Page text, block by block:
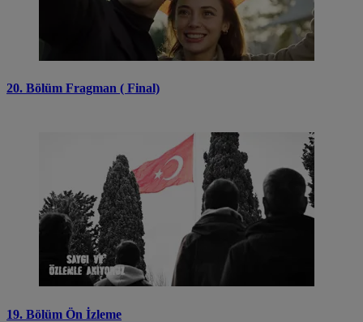
20. Bölüm Fragman ( Final)
19. Bölüm Ön İzleme